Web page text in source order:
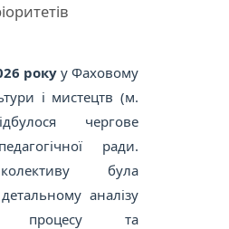
року у Фаховому
і мистецтв (м.
чергове
ради.
була
аналізу
процесу та